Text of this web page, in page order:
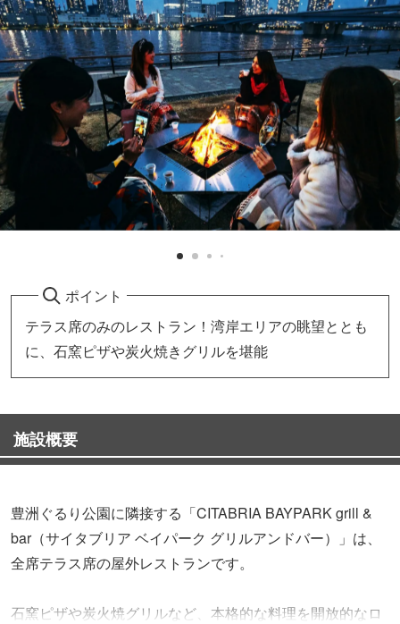
ポイント
テラス席のみのレストラン！湾岸エリアの眺望ととも
に、石窯ピザや炭火焼きグリルを堪能
施設概要
豊洲ぐるり公園に隣接する「CITABRIA BAYPARK grill &
bar（サイタブリア ベイパーク グリルアンドバー）」は、
全席テラス席の屋外レストランです。
石窯ピザや炭火焼グリルなど、本格的な料理を開放的なロ